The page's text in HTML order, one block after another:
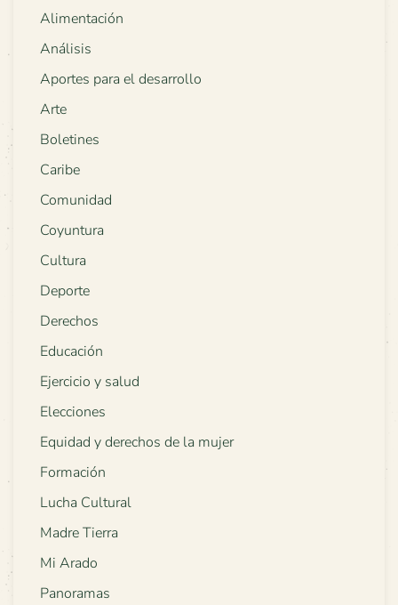
Alimentación
Análisis
Aportes para el desarrollo
Arte
Boletines
Caribe
Comunidad
Coyuntura
Cultura
Deporte
Derechos
Educación
Ejercicio y salud
Elecciones
Equidad y derechos de la mujer
Formación
Lucha Cultural
Madre Tierra
Mi Arado
Panoramas